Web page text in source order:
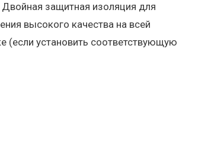
защитная изоляция для
высокого качества на всей
(если установить соответствующую